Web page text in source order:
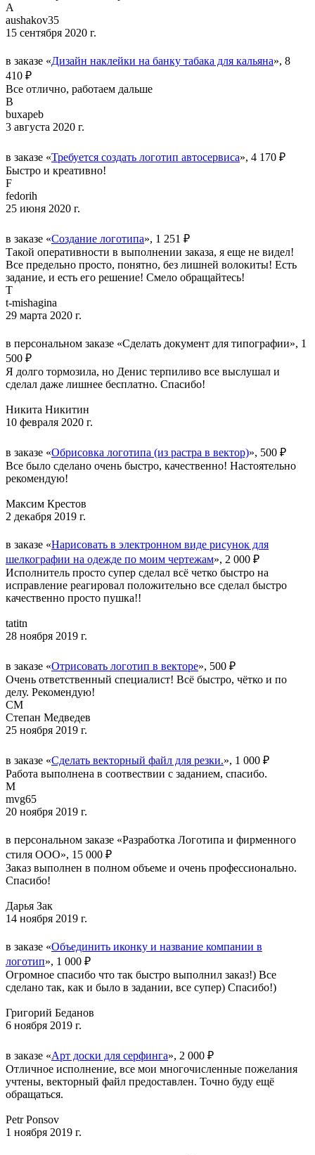
A
aushakov35
15 сентября 2020 г.
в заказе «Дизайн наклейки на банку табака для кальяна», 8
410 ₽
Все отлично, работаем дальше
B
buxapeb
3 августа 2020 г.
в заказе «Требуется создать логотип автосервиса», 4 170 ₽
Быстро и креативно!
F
fedorih
25 июня 2020 г.
в заказе «Создание логотипа», 1 251 ₽
Такой оперативности в выполнении заказа, я еще не видел!
Все предельно просто, понятно, без лишней волокиты! Есть
задание, и есть его решение! Смело обращайтесь!
T
t-mishagina
29 марта 2020 г.
в персональном заказе «Сделать документ для типографии», 1
500 ₽
Я долго тормозила, но Денис терпиливо все выслушал и
сделал даже лишнее бесплатно. Спасибо!
Никита Никитин
10 февраля 2020 г.
в заказе «Обрисовка логотипа (из растра в вектор)», 500 ₽
Все было сделано очень быстро, качественно! Настоятельно
рекомендую!
Максим Крестов
2 декабря 2019 г.
в заказе «Нарисовать в электронном виде рисунок для
шелкографии на одежде по моим чертежам», 2 000 ₽
Исполнитель просто супер сделал всё четко быстро на
исправление реагировал положительно все сделал быстро
качественно просто пушка!!
tatitn
28 ноября 2019 г.
в заказе «Отрисовать логотип в векторе», 500 ₽
Очень ответственный специалист! Всё быстро, чётко и по
делу. Рекомендую!
СМ
Степан Медведев
25 ноября 2019 г.
в заказе «Сделать векторный файл для резки.», 1 000 ₽
Работа выполнена в соотвествии с заданием, спасибо.
M
mvg65
20 ноября 2019 г.
в персональном заказе «Разработка Логотипа и фирменного
стиля ООО», 15 000 ₽
Заказ выполнен в полном объеме и очень профессионально.
Спасибо!
Дарья Зак
14 ноября 2019 г.
в заказе «Объединить иконку и название компании в
логотип», 1 000 ₽
Огромное спасибо что так быстро выполнил заказ!) Все
сделано так, как и было в задании, все супер) Спасибо!)
Григорий Беданов
6 ноября 2019 г.
в заказе «Арт доски для серфинга», 2 000 ₽
Отличное исполнение, все мои многочисленные пожелания
учтены, векторный файл предоставлен. Точно буду ещё
обращаться.
Petr Ponsov
1 ноября 2019 г.